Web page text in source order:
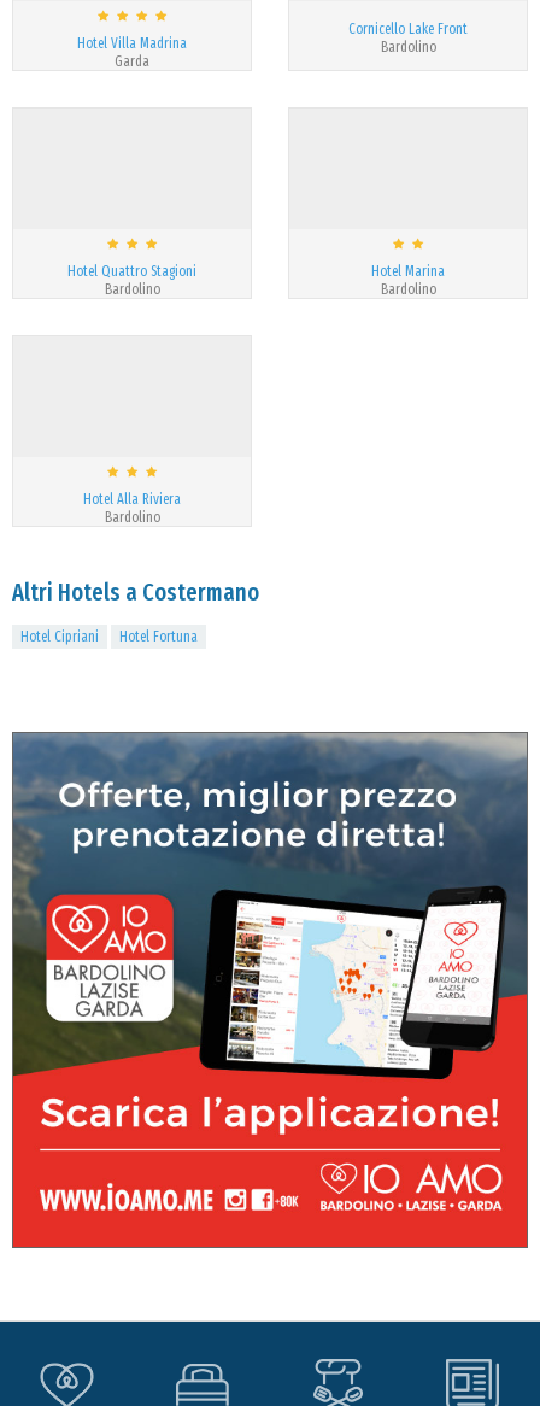
Hotel Villa Madrina
Garda
Cornicello Lake Front
Bardolino
Hotel Quattro Stagioni
Bardolino
Hotel Marina
Bardolino
Hotel Alla Riviera
Bardolino
Altri Hotels a Costermano
Hotel Cipriani Hotel Fortuna